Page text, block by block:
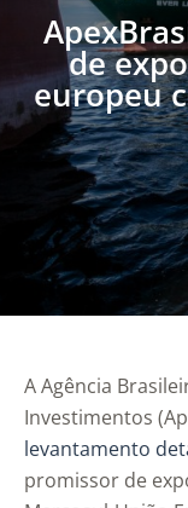
de
europeu
A Agência
Investimentos
levantamento
promissor de